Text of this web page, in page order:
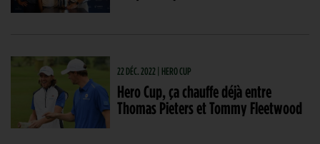
22 DÉC. 2022 | HERO CUP
Hero Cup, ça chauffe déjà entre
Thomas Pieters et Tommy Fleetwood